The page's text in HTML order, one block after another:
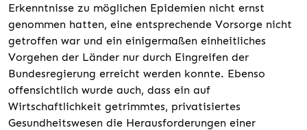
Erkenntnisse zu möglichen Epidemien nicht ernst
genommen hatten, eine entsprechende Vorsorge nicht
getroffen war und ein einigermaßen einheitliches
Vorgehen der Länder nur durch Eingreifen der
Bundesregierung erreicht werden konnte. Ebenso
offensichtlich wurde auch, dass ein auf
Wirtschaftlichkeit getrimmtes, privatisiertes
Gesundheitswesen die Herausforderungen einer